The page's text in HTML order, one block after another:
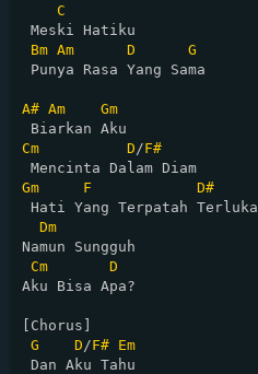
C
Meski Hatiku
Bm Am D
G
Punya Rasa Yang Sama
A# Am
Gm
Cm
D /F#
Gm
F
D#
Hati Yang Terpatah Terluka
Dm
Namun Sungguh
Cm
D
Aku Bisa Apa?
[Chorus]
G
D /F# Em
Dan Aku Tahu